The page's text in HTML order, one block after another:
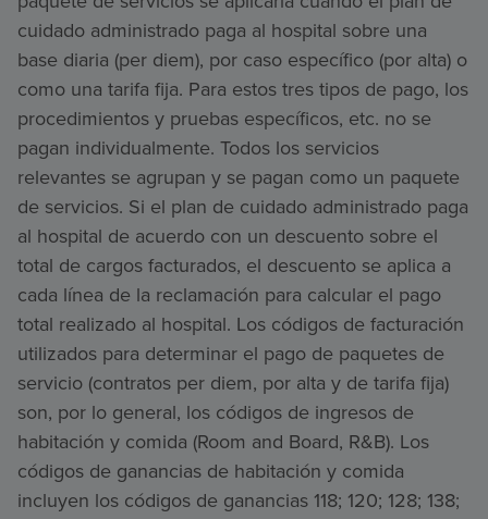
cuidado administrado paga al hospital sobre una
base diaria (per diem), por caso específico (por alta) o
como una tarifa fija. Para estos tres tipos de pago, los
procedimientos y pruebas específicos, etc. no se
pagan individualmente. Todos los servicios
relevantes se agrupan y se pagan como un paquete
de servicios. Si el plan de cuidado administrado paga
al hospital de acuerdo con un descuento sobre el
total de cargos facturados, el descuento se aplica a
cada línea de la reclamación para calcular el pago
total realizado al hospital. Los códigos de facturación
utilizados para determinar el pago de paquetes de
servicio (contratos per diem, por alta y de tarifa fija)
son, por lo general, los códigos de ingresos de
habitación y comida (Room and Board, R&B). Los
códigos de ganancias de habitación y comida
incluyen los códigos de ganancias 118; 120; 128; 138;